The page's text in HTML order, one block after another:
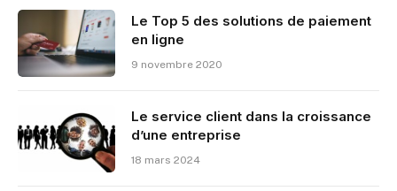
Le Top 5 des solutions de paiement
en ligne
9 novembre 2020
Le service client dans la croissance
d’une entreprise
18 mars 2024